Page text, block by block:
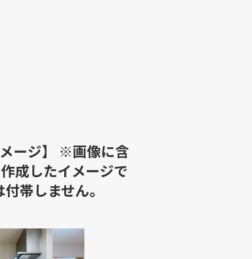
ージ】 ※画像に含
成したイメージで
帯しません。